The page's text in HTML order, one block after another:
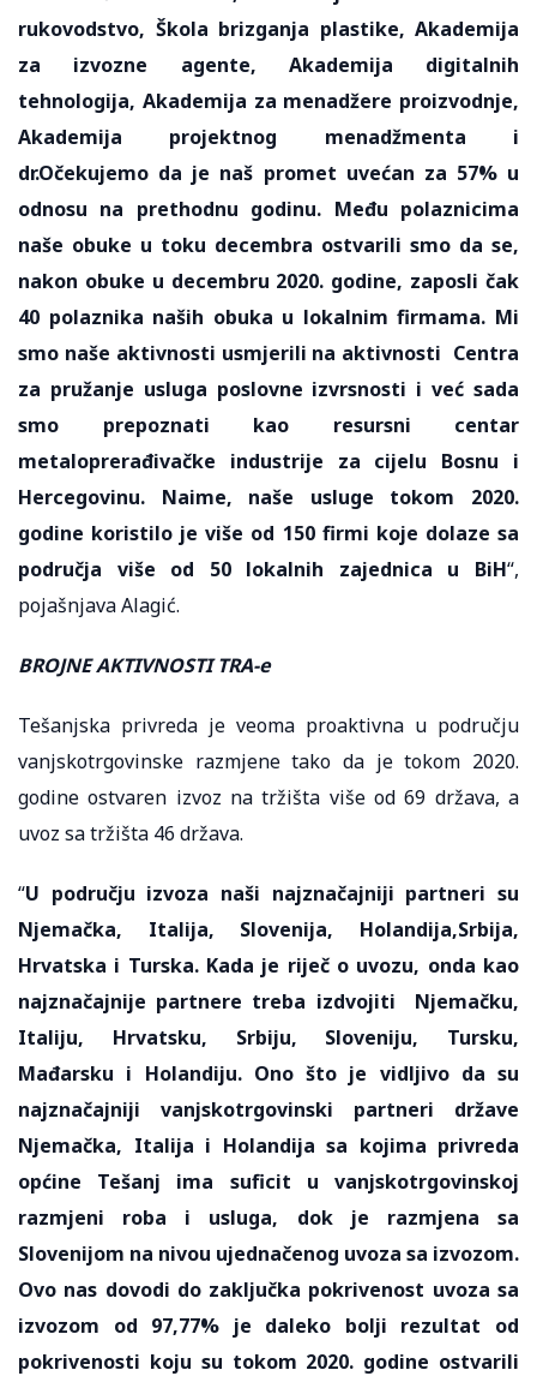
rukovodstvo, Škola brizganja plastike, Akademija
za izvozne agente, Akademija digitalnih
tehnologija, Akademija za menadžere proizvodnje,
Akademija projektnog menadžmenta i
dr.Očekujemo da je naš promet uvećan za 57% u
odnosu na prethodnu godinu. Među polaznicima
naše obuke u toku decembra ostvarili smo da se,
nakon obuke u decembru 2020. godine, zaposli čak
40 polaznika naših obuka u lokalnim firmama. Mi
smo naše aktivnosti usmjerili na aktivnosti Centra
za pružanje usluga poslovne izvrsnosti i već sada
smo prepoznati kao resursni centar
metaloprerađivačke industrije za cijelu Bosnu i
Hercegovinu. Naime, naše usluge tokom 2020.
godine koristilo je više od 150 firmi koje dolaze sa
područja više od 50 lokalnih zajednica u BiH“,
pojašnjava Alagić.
BROJNE AKTIVNOSTI TRA-e
Tešanjska privreda je veoma proaktivna u području
vanjskotrgovinske razmjene tako da je tokom 2020.
godine ostvaren izvoz na tržišta više od 69 država, a
uvoz sa tržišta 46 država.
“U području izvoza naši najznačajniji partneri su
Njemačka, Italija, Slovenija, Holandija,Srbija,
Hrvatska i Turska. Kada je riječ o uvozu, onda kao
najznačajnije partnere treba izdvojiti Njemačku,
Italiju, Hrvatsku, Srbiju, Sloveniju, Tursku,
Mađarsku i Holandiju. Ono što je vidljivo da su
najznačajniji vanjskotrgovinski partneri države
Njemačka, Italija i Holandija sa kojima privreda
općine Tešanj ima suficit u vanjskotrgovinskoj
razmjeni roba i usluga, dok je razmjena sa
Slovenijom na nivou ujednačenog uvoza sa izvozom.
Ovo nas dovodi do zaključka pokrivenost uvoza sa
izvozom od 97,77% je daleko bolji rezultat od
pokrivenosti koju su tokom 2020. godine ostvarili